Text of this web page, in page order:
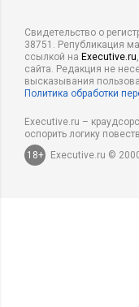
Свидетельство о
38751. Републикация
ссылкой на Executive.ru
сайта. Редакция не
высказывания
Политика обработки
Executive.ru –
оспорить логику
18+
Executive.ru ©